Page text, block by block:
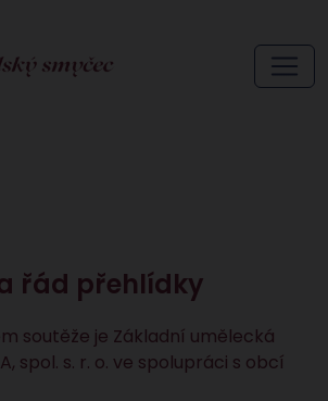
řád přehlídky
soutěže je Základní umělecká
spol. s. r. o. ve spolupráci s obcí